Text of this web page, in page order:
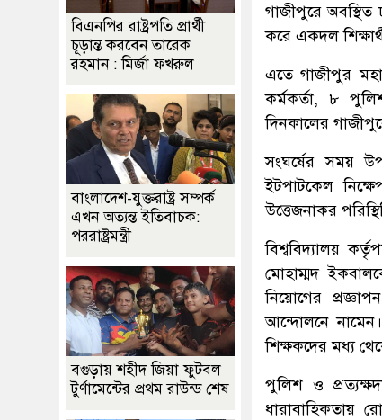
গাজীপুরে অবস্থিত
করে একদল
এতে গাজীপুর
কর্মকর্তা, ৮
দিনকালের
সংঘর্ষের সময়
ইটপাটকেল
উত্তেজনাকর
বিশ্ববিদ্যালয়
মোহাম্মদ
নিয়োগের
আন্দোলনে
শিক্ষকদের মধ্য
পুলিশ ও
ধারাবাহিকতায়
বিএনপির রাষ্ট্রপতি প্রার্থী
চূড়ান্ত করবেন তারেক
রহমান : মির্জা ফখরুল
বাংলাদেশ-যুক্তরাষ্ট্র সম্পর্ক
এখন অত্যন্ত ইতিবাচক:
পররাষ্ট্রমন্ত্রী
বগুড়ায় শহীদ জিয়া ফুটবল
টুর্ণামেন্টের প্রথম রাউন্ড শেষ